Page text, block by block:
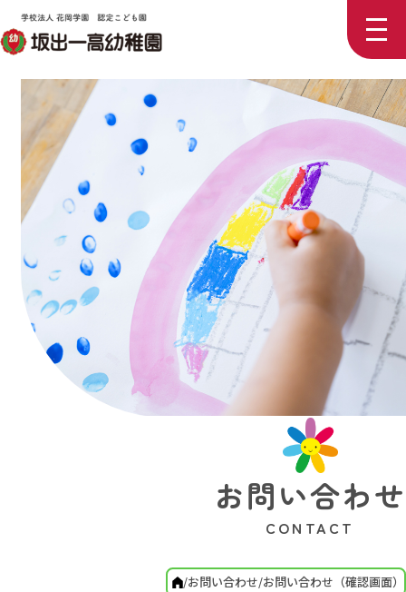
お問い合わせ
CONTACT
お問い合わせ お問い合わせ（確認画面）